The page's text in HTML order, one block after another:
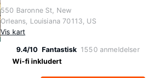
550 Baronne St, New
Orleans, Louisiana 70113, US
Vis kart
9.4/10 Fantastisk 1550 anmeldelser
Wi-fi inkludert